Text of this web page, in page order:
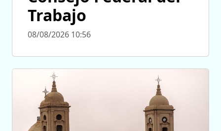
Trabajo
08/08/2026 10:56